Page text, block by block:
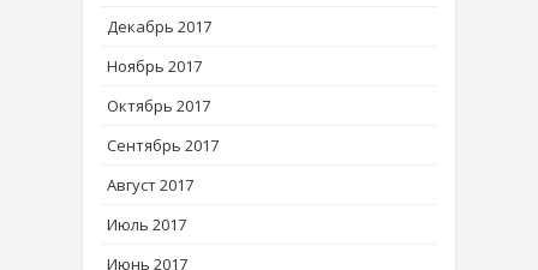
Декабрь 2017
Ноябрь 2017
Октябрь 2017
Сентябрь 2017
Август 2017
Июль 2017
Июнь 2017